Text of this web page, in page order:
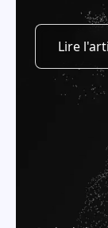
Lire